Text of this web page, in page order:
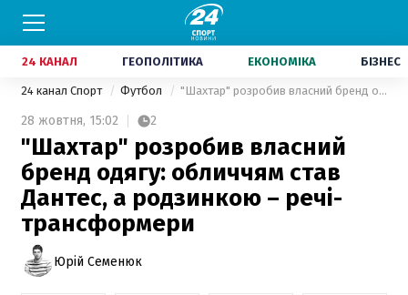
24 КАНАЛ ГЕОПОЛІТИКА ЕКОНОМІКА БІЗНЕС
24 канал Спорт Футбол "Шахтар" розробив власний бренд одягу: обличчям став Дантес, а родзинкою – речі-трансформери
28 жовтня, 15:02 2
"Шахтар" розробив власний
бренд одягу: обличчям став
Дантес, а родзинкою – речі-
трансформери
Юрій Семенюк